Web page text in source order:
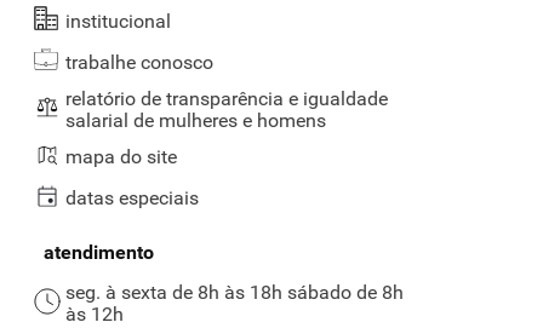
institucional
trabalhe conosco
relatório de transparência e igualdade
salarial de mulheres e homens
mapa do site
datas especiais
atendimento
seg. à sexta de 8h às 18h sábado de 8h
às 12h